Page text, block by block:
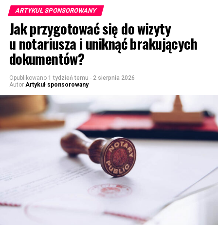
ARTYKUŁ SPONSOROWANY
Jak przygotować się do wizyty
u notariusza i uniknąć brakujących
dokumentów?
Opublikowano 1 tydzień temu - 2 sierpnia 2026
Autor Artykuł sponsorowany